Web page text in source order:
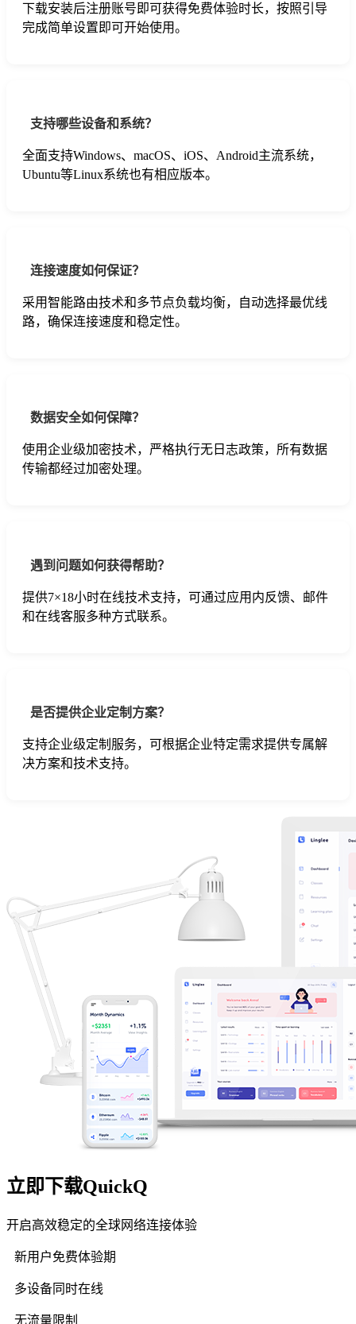
下载安装后注册账号即可获得免费体验时长，按照引导
完成简单设置即可开始使用。
支持哪些设备和系统？
全面支持Windows、macOS、iOS、Android主流系统，
Ubuntu等Linux系统也有相应版本。
连接速度如何保证？
采用智能路由技术和多节点负载均衡，自动选择最优线
路，确保连接速度和稳定性。
数据安全如何保障？
使用企业级加密技术，严格执行无日志政策，所有数据
传输都经过加密处理。
遇到问题如何获得帮助？
提供7×18小时在线技术支持，可通过应用内反馈、邮件
和在线客服多种方式联系。
是否提供企业定制方案？
支持企业级定制服务，可根据企业特定需求提供专属解
决方案和技术支持。
立即下载QuickQ
开启高效稳定的全球网络连接体验
新用户免费体验期
多设备同时在线
无流量限制